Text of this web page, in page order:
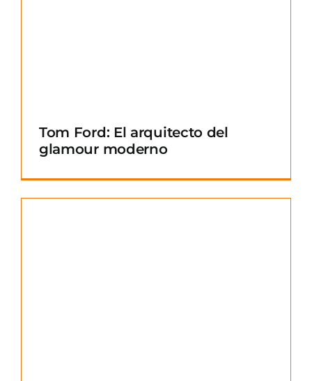
Tom Ford: El arquitecto del
glamour moderno